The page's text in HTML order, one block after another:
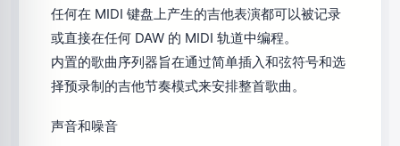
任何在 MIDI 键盘上产生的吉他表演都可以被记录
或直接在任何 DAW 的 MIDI 轨道中编程。
内置的歌曲序列器旨在通过简单插入和弦符号和选
择预录制的吉他节奏模式来安排整首歌曲。
声音和噪音